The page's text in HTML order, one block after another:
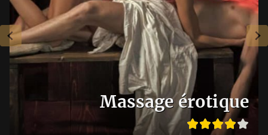
Massage érotique